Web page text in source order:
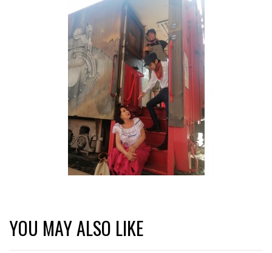
YOU MAY ALSO LIKE